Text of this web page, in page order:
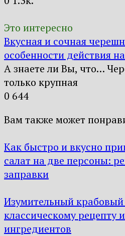
Это интересно
Вкусная и сочная
особенности действия
А знаете ли Вы, что…
только крупная
0 644
Вам также может
Как быстро и вкусно
салат на две персоны:
заправки
Изумительный крабовый
классическому рецепту
ингредиентов